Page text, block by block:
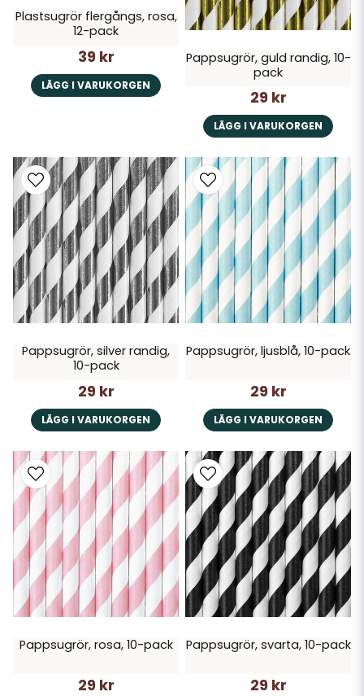
Plastsugrör flergångs, rosa,
12-pack
39 kr
LÄGG I VARUKORGEN
Pappsugrör, guld randig, 10-
pack
29 kr
LÄGG I VARUKORGEN
Pappsugrör, silver randig,
10-pack
29 kr
LÄGG I VARUKORGEN
Pappsugrör, ljusblå, 10-pack
29 kr
LÄGG I VARUKORGEN
Pappsugrör, rosa, 10-pack
29 kr
Pappsugrör, svarta, 10-pack
29 kr